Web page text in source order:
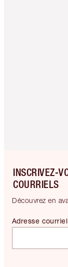
INSCRIVEZ-
COURRIELS
Découvrez en
Adresse courriel